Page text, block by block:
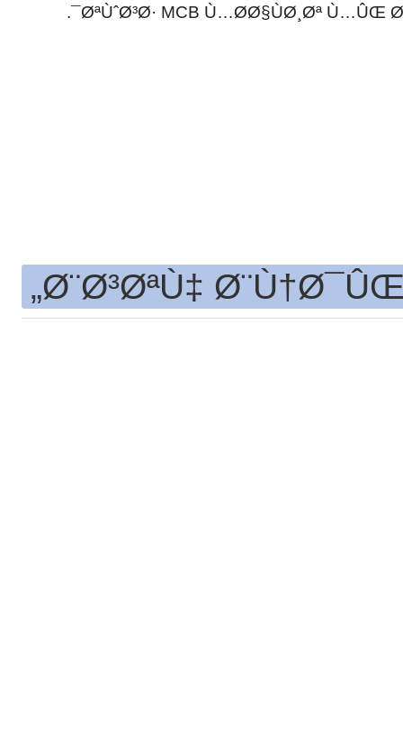
ØªÙˆØ³Ø· MCB Ù…Ø­Ø§ÙØ¸Øª Ù…ÛŒ
Ø¨Ø³ØªÙ‡